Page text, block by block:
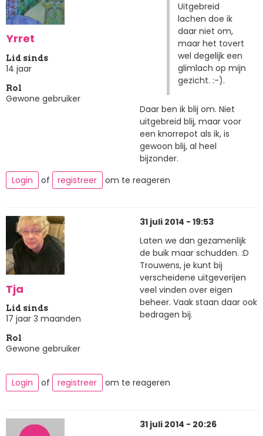
Yrret
Lid sinds
14 jaar
Rol
Gewone gebruiker
Uitgebreid
lachen doe ik
daar niet om,
maar het tovert
wel degelijk een
glimlach op mijn
gezicht. :-).
Daar ben ik blij om. Niet
uitgebreid blij, maar voor
een knorrepot als ik, is
gewoon blij, al heel
bijzonder.
Login
of registreer om te reageren
Tja
Lid sinds
17 jaar 3 maanden
Rol
Gewone gebruiker
31 juli 2014 - 19:53
Laten we dan gezamenlijk
de buik maar schudden. :D
Trouwens, je kunt bij
verscheidene uitgeverijen
veel vinden over eigen
beheer. Vaak staan daar ook
bedragen bij.
Login of registreer om te reageren
31 juli 2014 - 20:26